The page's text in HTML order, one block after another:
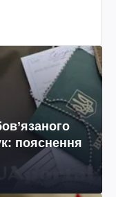
пояснення